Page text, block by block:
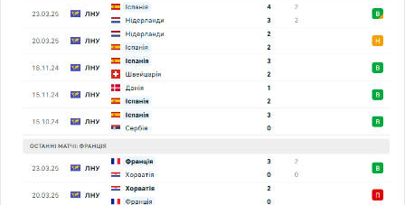
64’ Гюсто грає замість
вийшов замість
поміняли на
67’
ГООООООООООООООООООООЛ! Субіменді закинув
на правий фланг для Порро, той у дотик перевів до
штрафного на Ямала, який у підкаті пробив у дальній.
70’
Простріл Гюсто з правого флангу на кутовий перевів